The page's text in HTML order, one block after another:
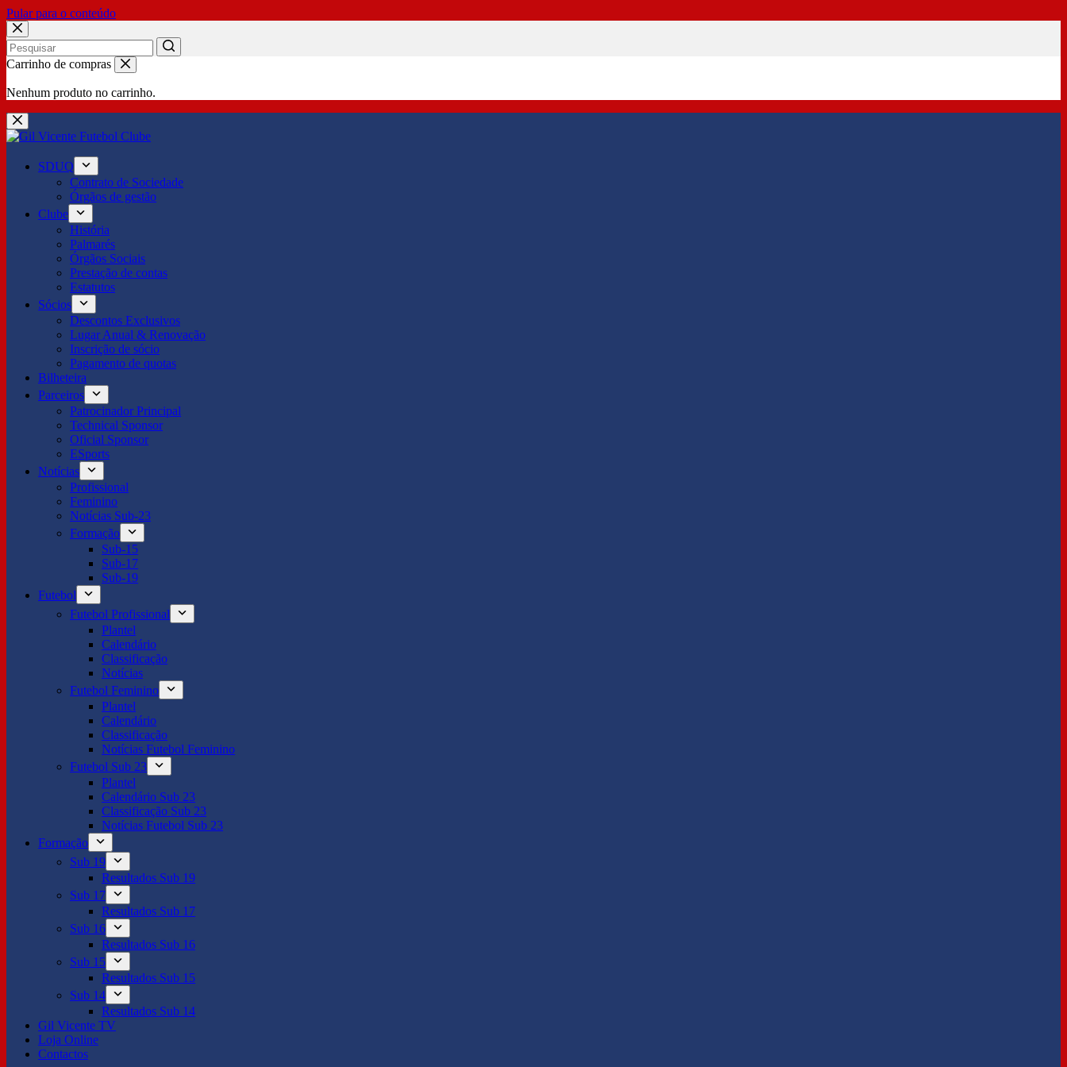
Pular para o conteúdo
No
Carrinho de compras
Nenhum produto no carrinho.
SDUQ
Contrato de Sociedade
Órgãos de gestão
Clube
História
Palmarés
Órgãos Sociais
Prestação de contas
Estatutos
Sócios
Descontos Exclusivos
Lugar Anual & Renovação
Inscrição de sócio
Pagamento de quotas
Bilheteira
Parceiros
Patrocinador Principal
Technical Sponsor
Oficial Sponsor
ESports
Notícias
Profissional
Feminino
Notícias Sub-23
Formação
Sub-15
Sub-17
Sub-19
Futebol
Futebol Profissional
Plantel
Calendário
Classificação
Notícias
Futebol Feminino
Plantel
Calendário
Classificação
Notícias Futebol Feminino
Futebol Sub 23
Plantel
Calendário Sub 23
Classificação Sub 23
Notícias Futebol Sub 23
Formação
Sub 19
Resultados Sub 19
Sub 17
Resultados Sub 17
Sub 16
Resultados Sub 16
Sub 15
Resultados Sub 15
Sub 14
Resultados Sub 14
Gil Vicente TV
Loja Online
Contactos